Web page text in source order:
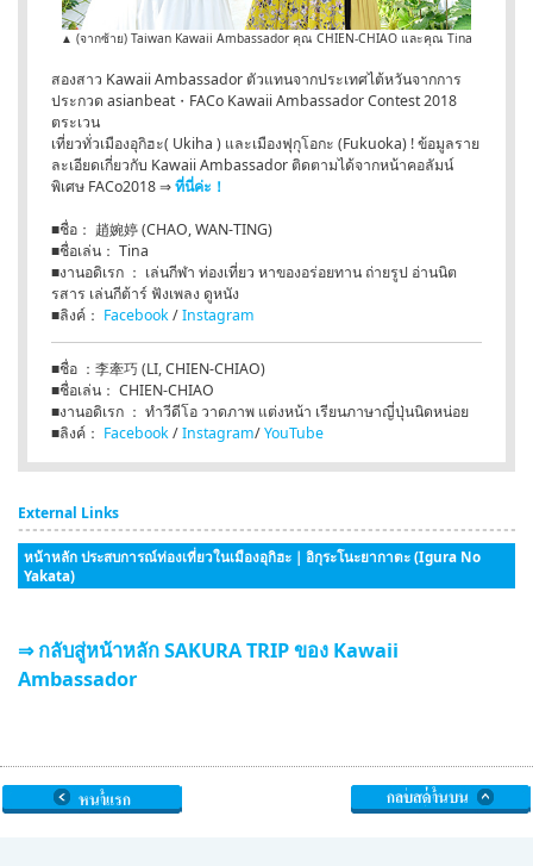
▲ (จากซ้าย) Taiwan Kawaii Ambassador คุณ CHIEN-CHIAO และคุณ Tina
สองสาว Kawaii Ambassador ตัวแทนจากประเทศไต้หวันจากการ
ประกวด asianbeat・FACo Kawaii Ambassador Contest 2018
ตระเวน
เที่ยวทั่วเมืองอุกิฮะ( Ukiha ) และเมืองฟุกุโอกะ (Fukuoka) ! ข้อมูลราย
ละเอียดเกี่ยวกับ Kawaii Ambassador ติดตามได้จากหน้าคอลัมน์
พิเศษ FACo2018 ⇒ที่นี่ค่ะ！
■ชื่อ： 趙婉婷 (CHAO, WAN-TING)
■ชื่อเล่น： Tina
■งานอดิเรก ： เล่นกีฬา ท่องเที่ยว หาของอร่อยทาน ถ่ายรูป อ่านนิต
รสาร เล่นกีต้าร์ ฟังเพลง ดูหนัง
■ลิงค์： Facebook/Instagram
■ชื่อ ：李牽巧 (LI, CHIEN-CHIAO)
■ชื่อเล่น： CHIEN-CHIAO
■งานอดิเรก ： ทำวีดีโอ วาดภาพ แต่งหน้า เรียนภาษาญี่ปุ่นนิดหน่อย
■ลิงค์： Facebook/Instagram/YouTube
External Links
หน้าหลัก ประสบการณ์ท่องเที่ยวในเมืองอุกิฮะ｜อิกุระโนะยากาตะ (Igura No
Yakata)
⇒ กลับสู่หน้าหลัก SAKURA TRIP ของ Kawaii
Ambassador